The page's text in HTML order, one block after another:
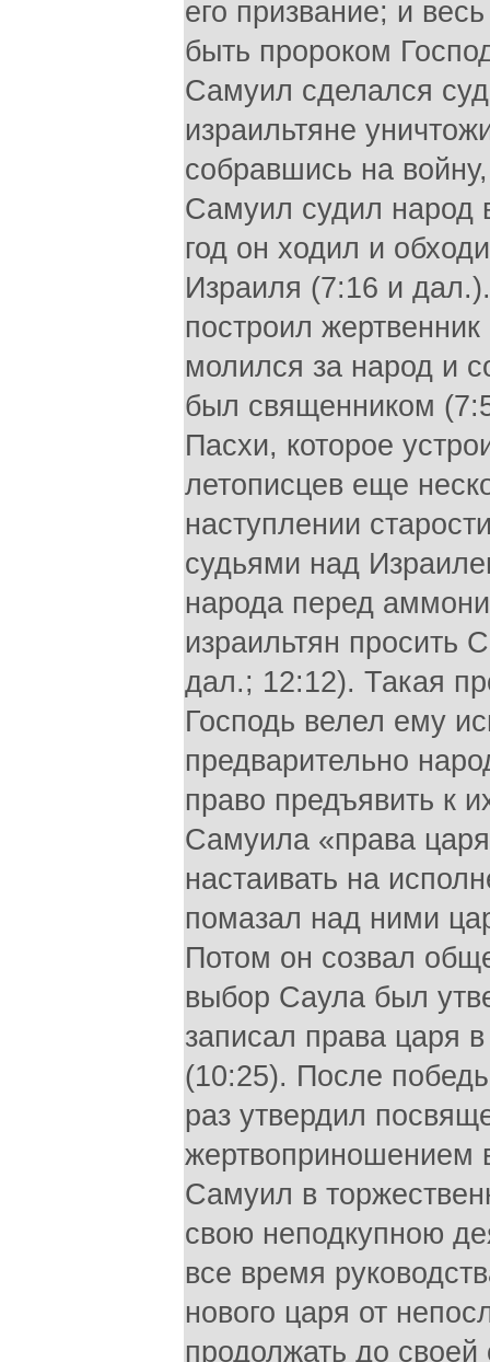
его призвание; и
быть пророком
Самуил сделался
израильтяне
собравшись на
Самуил судил народ
год он ходил и
Израиля (7:16 и
построил
молился за народ и
был священником
Пасхи, которое
летописцев еще
наступлении
судьями над
народа перед
израильтян просить
дал.; 12:12). Такая
Господь велел ему
предварительно
право предъявить к
Самуила «права
настаивать на
помазал над ними
Потом он созвал
выбор Саула был
записал права царя
(10:25). После
раз утвердил
жертвоприношением
Самуил в
свою неподкупною
все время
нового царя от
продолжать до своей